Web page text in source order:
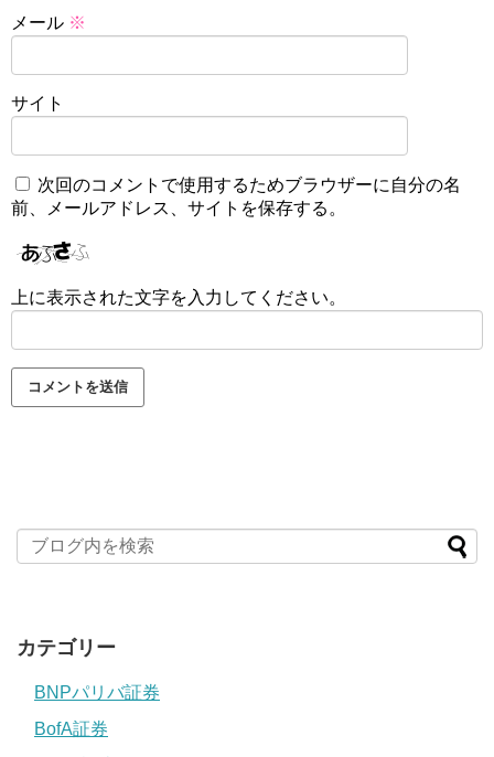
メール ※
サイト
次回のコメントで使用するためブラウザーに自分の名
前、メールアドレス、サイトを保存する。
上に表示された文字を入力してください。
カテゴリー
BNPパリバ証券
BofA証券